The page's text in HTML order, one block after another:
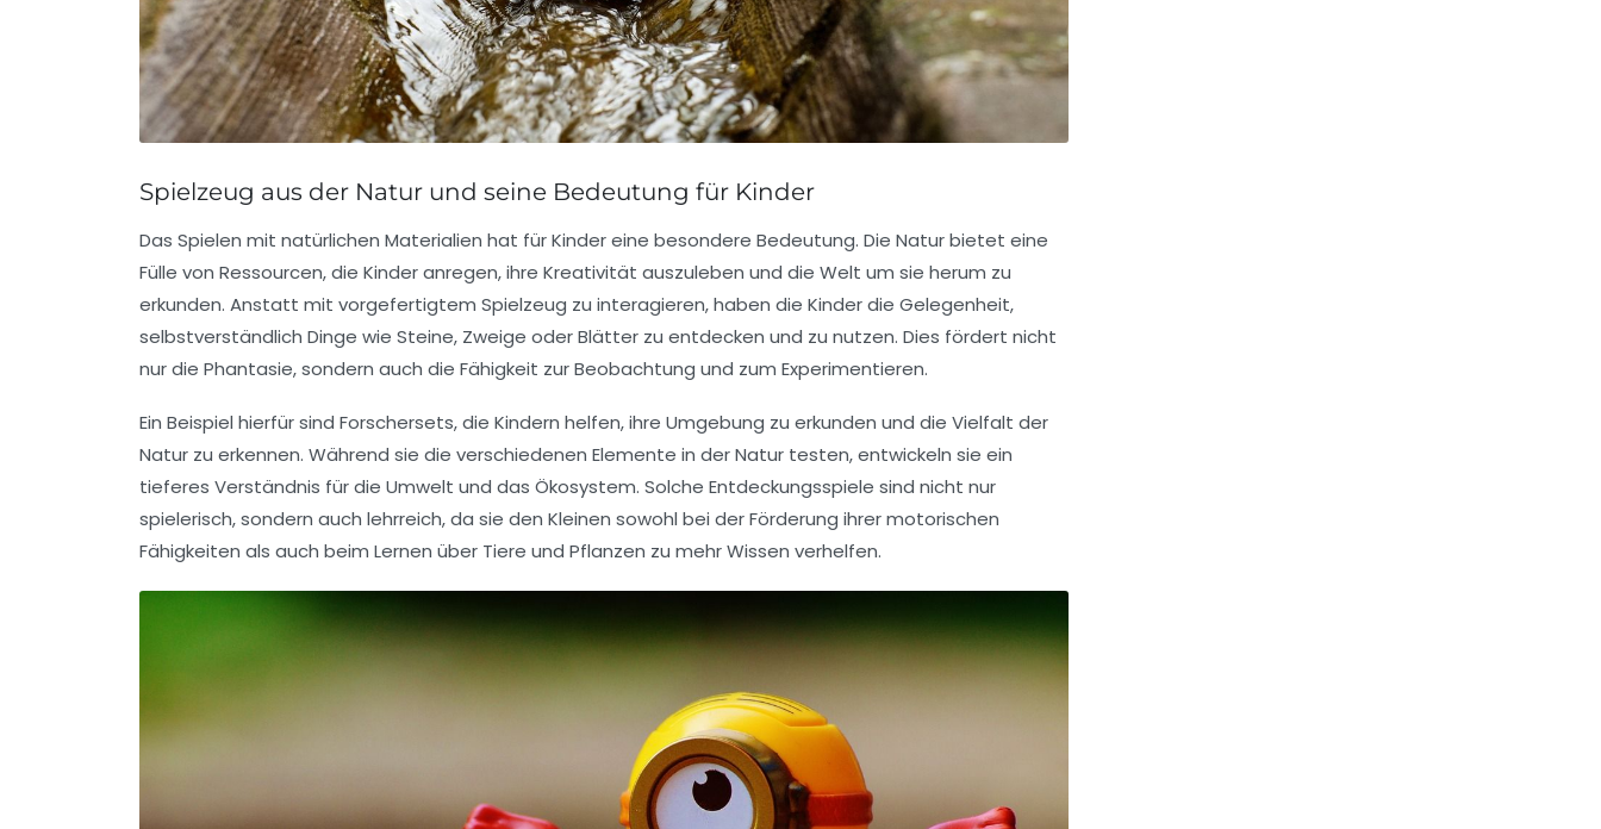
Spielzeug aus der Natur und seine Bedeutung für Kinder
Das Spielen mit natürlichen Materialien hat für Kinder eine besondere Bedeutung. Die Natur bietet eine
Fülle von Ressourcen, die Kinder anregen, ihre Kreativität auszuleben und die Welt um sie herum zu
erkunden. Anstatt mit vorgefertigtem Spielzeug zu interagieren, haben die Kinder die Gelegenheit,
selbstverständlich Dinge wie Steine, Zweige oder Blätter zu entdecken und zu nutzen. Dies fördert nicht
nur die Phantasie, sondern auch die Fähigkeit zurBeobachtung und zum Experimentieren.
Ein Beispiel hierfür sind Forschersets, die Kindern helfen, ihre Umgebung zu erkunden und die Vielfalt der
Natur zu erkennen. Während sie die verschiedenen Elemente in der Natur testen, entwickeln sie ein
tieferes Verständnis für die Umwelt und das Ökosystem. Solche Entdeckungsspiele sind nicht nur
spielerisch, sondern auch lehrreich, da sie den Kleinen sowohl bei der Förderung ihrer motorischen
Fähigkeiten als auch beim Lernen über Tiere und Pflanzen zu mehr Wissen verhelfen.